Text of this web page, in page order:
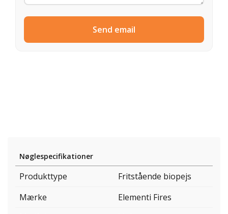
Send email
Nøglespecifikationer
Produkttype
Fritstående biopejs
Mærke
Elementi Fires